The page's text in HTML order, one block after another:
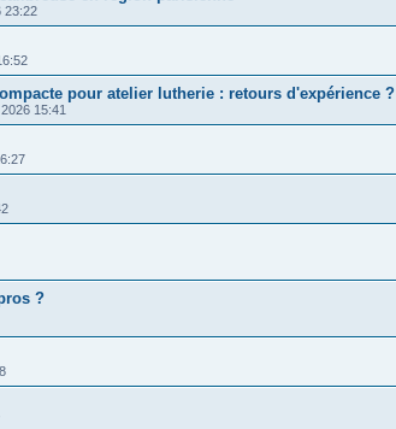
23:22
pour atelier lutherie : retours d'expérience ?
15:41
?